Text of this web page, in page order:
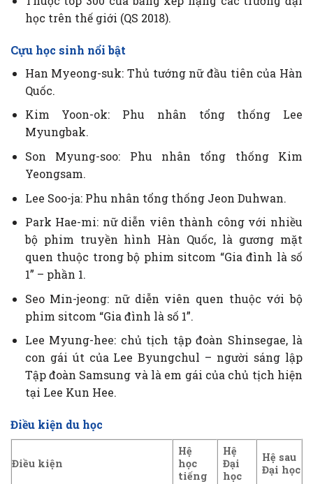
học trên thế giới (QS 2018).
Cựu học sinh nổi bật
Han Myeong-suk: Thủ tướng nữ đầu tiên của Hàn
Quốc.
Kim Yoon-ok: Phu nhân tổng thống Lee
Myungbak.
Son Myung-soo: Phu nhân tổng thống Kim
Yeongsam.
Lee Soo-ja: Phu nhân tổng thống Jeon Duhwan.
Park Hae-mi: nữ diễn viên thành công với nhiều
bộ phim truyền hình Hàn Quốc, là gương mặt
quen thuộc trong bộ phim sitcom “Gia đình là số
1” – phần 1.
Seo Min-jeong: nữ diễn viên quen thuộc với bộ
phim sitcom “Gia đình là số 1”.
Lee Myung-hee: chủ tịch tập đoàn Shinsegae, là
con gái út của Lee Byungchul – người sáng lập
Tập đoàn Samsung và là em gái của chủ tịch hiện
tại Lee Kun Hee.
Điều kiện du học
Điều kiện
Hệ
học
tiếng
Hệ
Đại
học
Hệ sau
Đại học